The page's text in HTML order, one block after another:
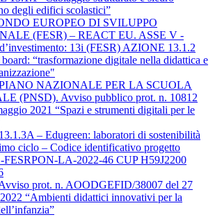
degli edifici scolastici”
EUROPEO DI SVILUPPO
(FESR) – REACT EU. ASSE V -
13i (FESR) AZIONE 13.1.2
“trasformazione digitale nella didattica e
NAZIONALE PER LA SCUOLA
(PNSD). Avviso pubblico prot. n. 10812
2021 “Spazi e strumenti digitali per le
– Edugreen: laboratori di sostenibilità
ciclo – Codice identificativo progetto
FESRPON-LA-2022-46 CUP H59J2200
prot. n. AOODGEFID/38007 del 27
“Ambienti didattici innovativi per la